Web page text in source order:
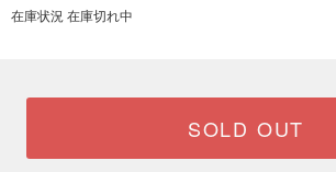
在庫状況 在庫切れ中
SOLD OUT